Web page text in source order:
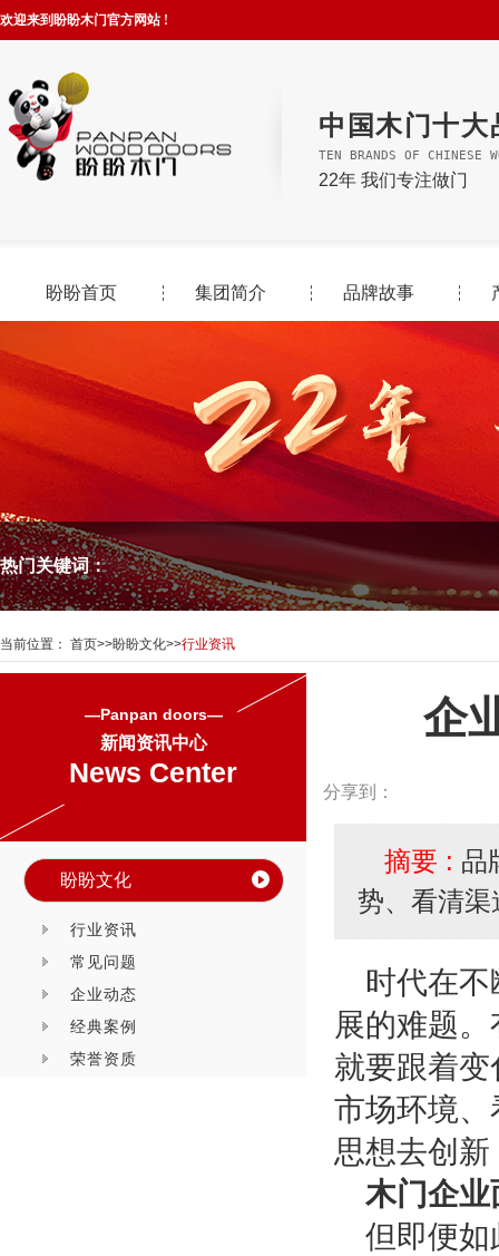
欢迎来到盼盼木门官方网站 !
中国木门十大
TEN BRANDS OF CHINESE
22年 我们专注做门
盼盼首页 集团简介 品牌故事
热门关键词：
当前位置： 首页>>盼盼文化>>行业资讯
—Panpan doors—
新闻资讯中心
News Center
盼盼文化
行业资讯
常见问题
企业动态
经典案例
荣誉资质
企
分享到：
摘要 : 品
势、看清
时代在
展的难题
就要跟着
市场环境
思想去创
木门企业
但即便如